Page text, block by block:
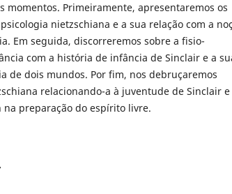
momentos. Primeiramente, apresentaremos os
nietzschiana e a sua relação com a
Em seguida, discorreremos sobre a fisio-
com a história de infância de Sinclair e a
de dois mundos. Por fim, nos debruçaremos
relacionando-a à juventude de Sinclair e
preparação do espírito livre.